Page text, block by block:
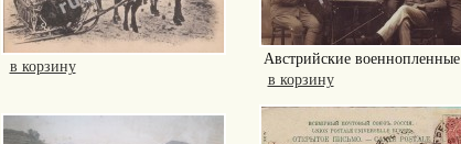
в корзину
Австрийские военнопленные
в корзину